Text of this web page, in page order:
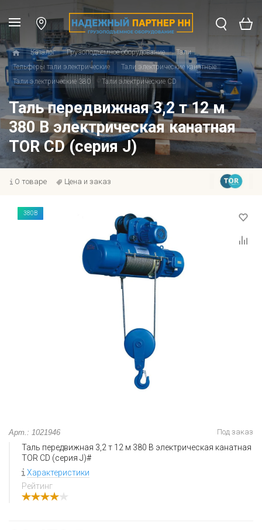
Каталог Грузоподъемное оборудование
Тали
Тельферы тали электрические
Тали электрические канатные
Тали электрические 380
Тали электрические CD
Таль передвижная 3,2 т 12 м
380 В электрическая канатная
TOR CD (серия J)
О товаре Цена и заказ
380В
Арт.: 1021946 Под заказ
Таль передвижная 3,2 т 12 м 380 В электрическая канатная
TOR CD (серия J)#
Характеристики
Рейтинг